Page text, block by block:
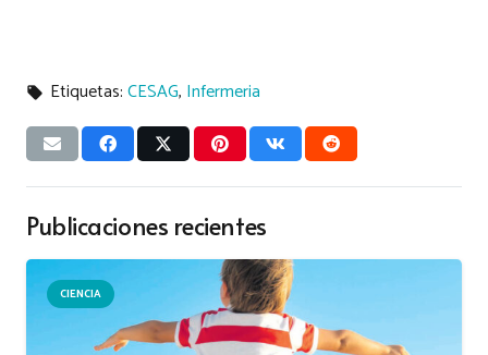
local_offer Etiquetas:CESAG, Infermeria
Publicaciones recientes
CIENCIA